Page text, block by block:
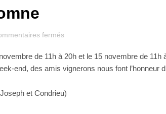
ferméssur
d’automne
de 11h à 20h et le 15 novembre de 11h
end, des amis vignerons nous font l’honneur
et Condrieu)